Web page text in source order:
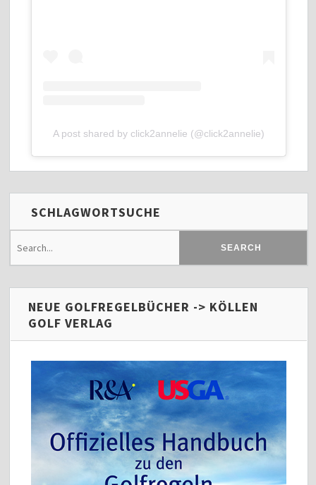
A post shared by click2annelie (@click2annelie)
SCHLAGWORTSUCHE
NEUE GOLFREGELBÜCHER -> KÖLLEN
GOLF VERLAG